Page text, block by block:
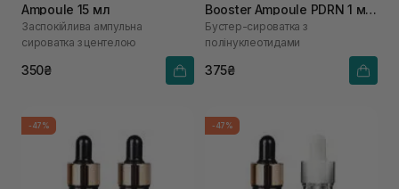
Ampoule 15 мл
Заспокійлива ампульна
сироватка з центелою
350₴
Booster Ampoule PDRN 1 мл
х 5 шт
Бустер-сироватка з
полінуклеотидами
375₴
-47% -47%